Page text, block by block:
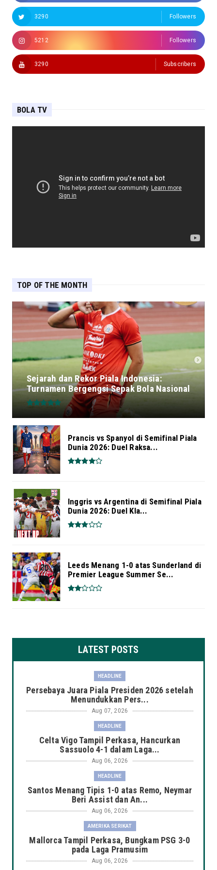
3290 Followers
5212 Followers
3290 Subscribers
BOLA TV
TOP OF THE MONTH
Sejarah dan Rekor Piala Indonesia:
Turnamen Bergengsi Sepak Bola Nasional
Prancis vs Spanyol di Semifinal Piala
Dunia 2026: Duel Raksa...
Inggris vs Argentina di Semifinal Piala
Dunia 2026: Duel Kla...
Leeds Menang 1-0 atas Sunderland di
Premier League Summer Se...
LATEST POSTS
HEADLINE
Persebaya Juara Piala Presiden 2026 setelah
Menundukkan Pers...
Aug 07, 2026
HEADLINE
Celta Vigo Tampil Perkasa, Hancurkan
Sassuolo 4-1 dalam Laga...
Aug 06, 2026
HEADLINE
Santos Menang Tipis 1-0 atas Remo, Neymar
Beri Assist dan An...
Aug 06, 2026
AMERIKA SERIKAT
Mallorca Tampil Perkasa, Bungkam PSG 3-0
pada Laga Pramusim
Aug 06, 2026